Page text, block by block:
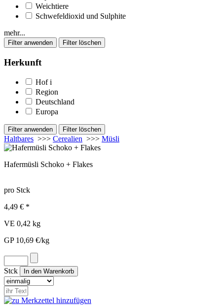
Weichtiere
Schwefeldioxid und Sulphite
mehr...
Herkunft
Hof i
Region
Deutschland
Europa
Haltbares >>> Cerealien >>> Müsli
Hafermüsli Schoko + Flakes
pro Stck
4,49 € *
VE 0,42 kg
GP 10,69 €/kg
Stck